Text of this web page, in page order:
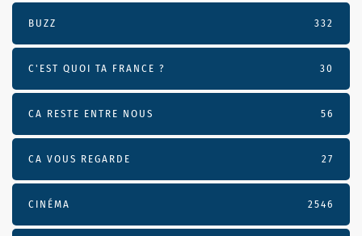
BUZZ 332
C'EST QUOI TA FRANCE ? 30
CA RESTE ENTRE NOUS 56
CA VOUS REGARDE 27
CINÉMA 2546